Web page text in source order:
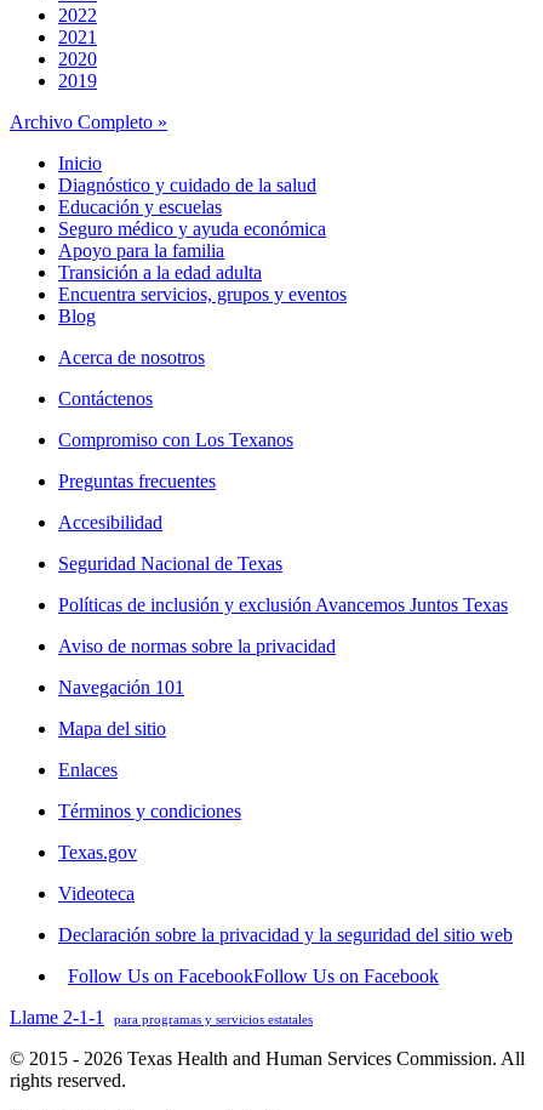
2022
2021
2020
2019
Archivo Completo »
Inicio
Diagnóstico y cuidado de la salud
Educación y escuelas
Seguro médico y ayuda económica
Apoyo para la familia
Transición a la edad adulta
Encuentra servicios, grupos y eventos
Blog
Acerca de nosotros
Contáctenos
Compromiso con Los Texanos
Preguntas frecuentes
Accesibilidad
Seguridad Nacional de Texas
Políticas de inclusión y exclusión Avancemos Juntos Texas
Aviso de normas sobre la privacidad
Navegación 101
Mapa del sitio
Enlaces
Términos y condiciones
Texas.gov
Videoteca
Declaración sobre la privacidad y la seguridad del sitio web
Follow Us on FacebookFollow Us on Facebook
Llame 2-1-1
para programas y servicios estatales
© 2015 - 2026 Texas Health and Human Services Commission. All
rights reserved.